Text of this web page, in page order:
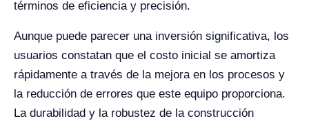
términos de eficiencia y precisión.
Aunque puede parecer una inversión significativa, los
usuarios constatan que el costo inicial se amortiza
rápidamente a través de la mejora en los procesos y
la reducción de errores que este equipo proporciona.
La durabilidad y la robustez de la construcción